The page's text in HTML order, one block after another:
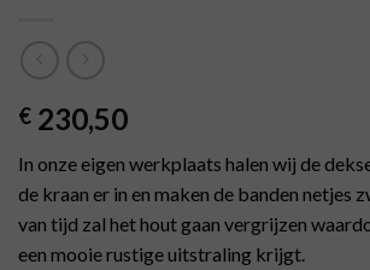
€ 230,50
In onze eigen werkplaats halen wij de
de kraan er in en maken de banden netjes
van tijd zal het hout gaan vergrijzen
een mooie rustige uitstraling krijgt.